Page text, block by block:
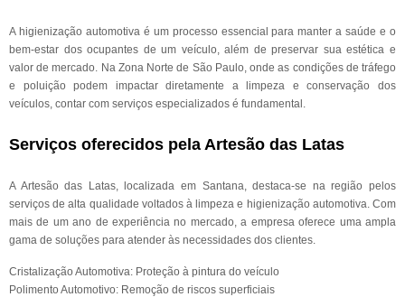
A higienização automotiva é um processo essencial para manter a saúde e o
bem-estar dos ocupantes de um veículo, além de preservar sua estética e
valor de mercado. Na Zona Norte de São Paulo, onde as condições de tráfego
e poluição podem impactar diretamente a limpeza e conservação dos
veículos, contar com serviços especializados é fundamental.
Serviços oferecidos pela Artesão das Latas
A Artesão das Latas, localizada em Santana, destaca-se na região pelos
serviços de alta qualidade voltados à limpeza e higienização automotiva. Com
mais de um ano de experiência no mercado, a empresa oferece uma ampla
gama de soluções para atender às necessidades dos clientes.
Cristalização Automotiva: Proteção à pintura do veículo
Polimento Automotivo: Remoção de riscos superficiais